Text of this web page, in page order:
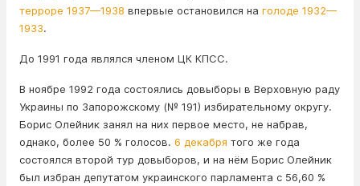
терроре 1937—1938 впервые остановился на голоде 1932—
1933.
До 1991 года являлся членом ЦК КПСС.
В ноябре 1992 года состоялись довыборы в Верховную раду
Украины по Запорожскому (№ 191) избирательному округу.
Борис Олейник занял на них первое место, не набрав,
однако, более 50 % голосов. 6 декабря того же года
состоялся второй тур довыборов, и на нём Борис Олейник
был избран депутатом украинского парламента с 56,60 %